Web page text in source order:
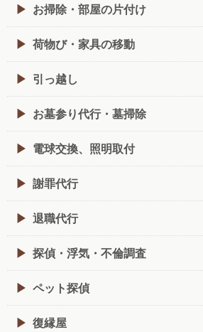
お掃除・部屋の片付け
荷物び・家具の移動
引っ越し
お墓参り代行・墓掃除
電球交換、照明取付
謝罪代行
退職代行
探偵・浮気・不倫調査
ペット探偵
復縁屋